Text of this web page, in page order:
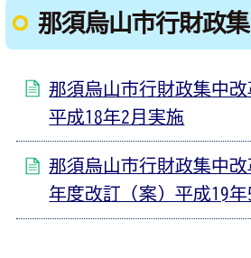
那須烏山市行財政
那須烏山市行財政集中改
平成18年2月実施
那須烏山市行財政集中
年度改訂（案）平成19年